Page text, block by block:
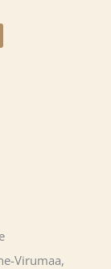
Virumaa,